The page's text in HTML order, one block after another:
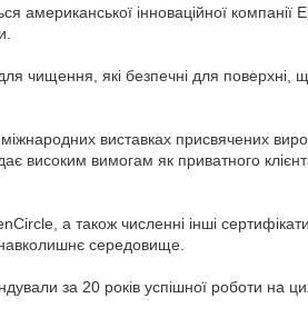
інноваційної компанії
чищення, які безпечні для поверхні,
виставках присвячених
високим вимогам як приватного
а також численні інші
навколишнє середовище.
за 20 років успішної роботи на